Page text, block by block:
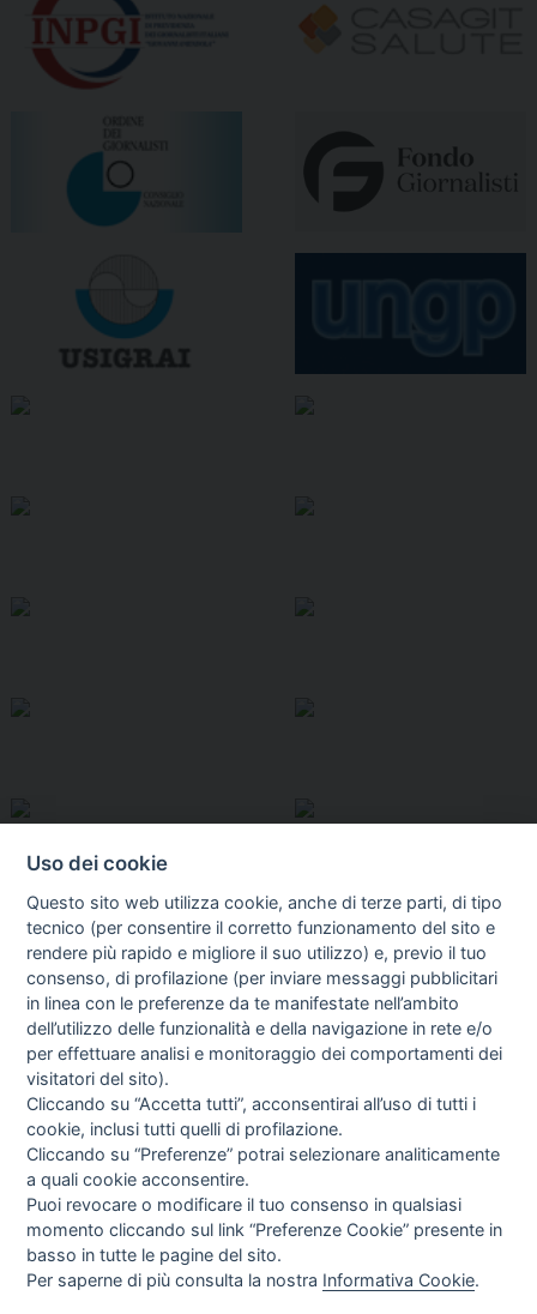
I libri Vedi tutti
Direttrice Responsabile: Alessandra Costante | Registrazione al Tribunale Civile
Uso dei cookie
Questo sito web utilizza cookie, anche di terze parti, di tipo
tecnico (per consentire il corretto funzionamento del sito e
rendere più rapido e migliore il suo utilizzo) e, previo il tuo
consenso, di profilazione (per inviare messaggi pubblicitari
in linea con le preferenze da te manifestate nell’ambito
dell’utilizzo delle funzionalità e della navigazione in rete e/o
per effettuare analisi e monitoraggio dei comportamenti dei
visitatori del sito).
Cliccando su “Accetta tutti”, acconsentirai all’uso di tutti i
cookie, inclusi tutti quelli di profilazione.
Cliccando su “Preferenze” potrai selezionare analiticamente
a quali cookie acconsentire.
Puoi revocare o modificare il tuo consenso in qualsiasi
momento cliccando sul link “Preferenze Cookie” presente in
basso in tutte le pagine del sito.
Per saperne di più consulta la nostra Informativa Cookie.